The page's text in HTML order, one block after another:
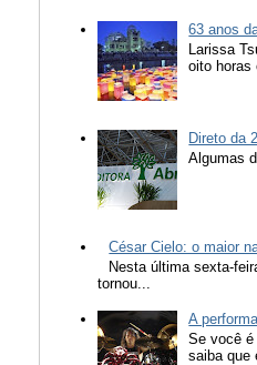
63 anos
Larissa
oito horas
Direto da
Algumas
César Cielo: o maior
Nesta última sexta-
tornou...
A
Se você é
saiba que